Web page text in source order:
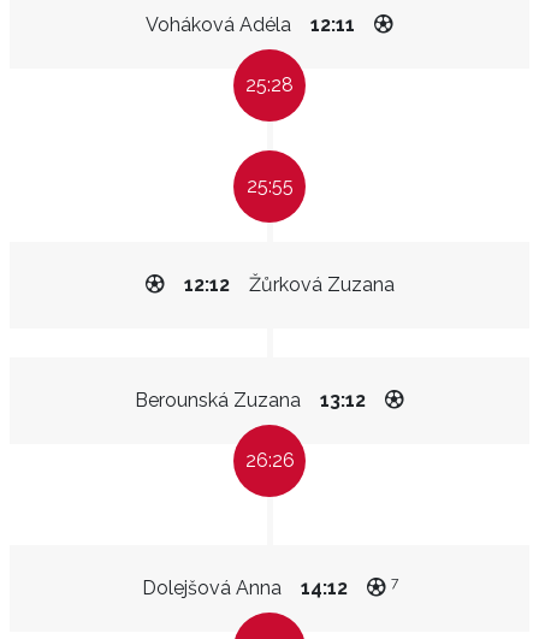
Voháková Adéla 12:11
25:28
25:55
Žůrková Zuzana
12:12
Berounská Zuzana 13:12
26:26
Dolejšová Anna 14:12 7